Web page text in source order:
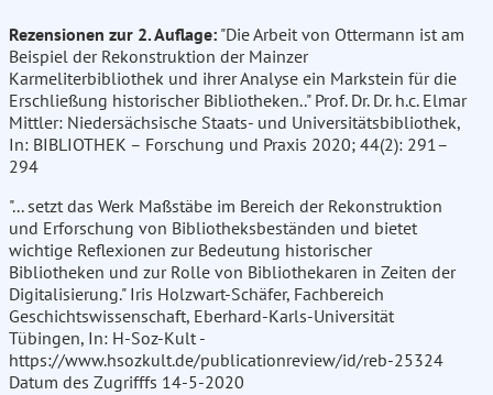
Rezensionen zur 2. Auflage: "Die Arbeit von Ottermann ist am
Beispiel der Rekonstruktion der Mainzer
Karmeliterbibliothek und ihrer Analyse ein Markstein für die
Erschließung historischer Bibliotheken.." Prof. Dr. Dr. h.c. Elmar
Mittler: Niedersächsische Staats- und Universitätsbibliothek,
In: BIBLIOTHEK – Forschung und Praxis 2020; 44(2): 291–
294
"... setzt das Werk Maßstäbe im Bereich der Rekonstruktion
und Erforschung von Bibliotheksbeständen und bietet
wichtige Reflexionen zur Bedeutung historischer
Bibliotheken und zur Rolle von Bibliothekaren in Zeiten der
Digitalisierung." Iris Holzwart-Schäfer, Fachbereich
Geschichtswissenschaft, Eberhard-Karls-Universität
Tübingen, In: H-Soz-Kult -
https://www.hsozkult.de/publicationreview/id/reb-25324
Datum des Zugrifffs 14-5-2020